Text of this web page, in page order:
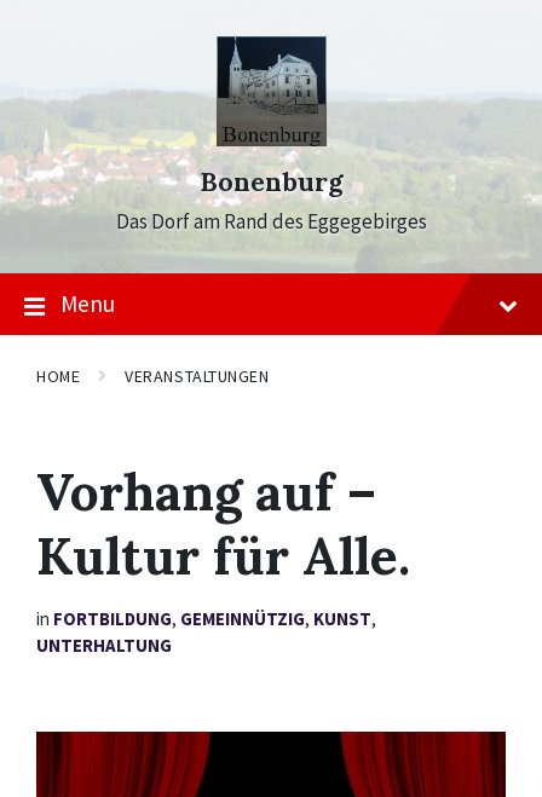
Bonenburg
Das Dorf am Rand des Eggegebirges
Menu
HOME VERANSTALTUNGEN
Vorhang auf –
Kultur für Alle.
in FORTBILDUNG, GEMEINNÜTZIG, KUNST,
UNTERHALTUNG